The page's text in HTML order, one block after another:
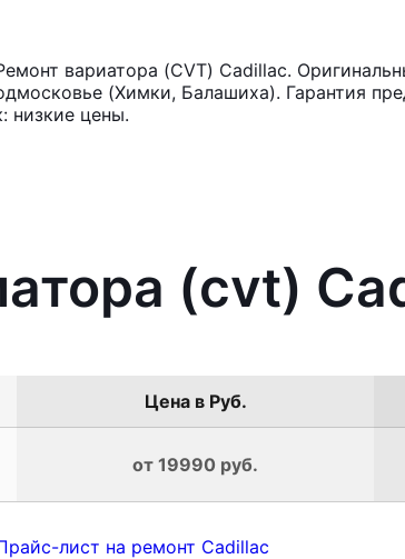
вариатора (CVT) Cadillac.
(Химки, Балашиха). Гарантия
низкие цены.
(cvt)
Цена в Руб.
от 19990 руб.
лист на ремонт Cadillac